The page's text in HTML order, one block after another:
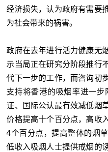
经济损失，认为政府有需要
为社会带来的祸害。
政府在去年进行活力健康无
示当局正在研究分阶段推行
代下一步的工作，而咨询初
支持将香港的吸烟率进一
证、国际公认最有效减低烟
价格提高十个百分点，高收
4个百分点，提高整体的烟
低收入吸烟人士提供戒烟的